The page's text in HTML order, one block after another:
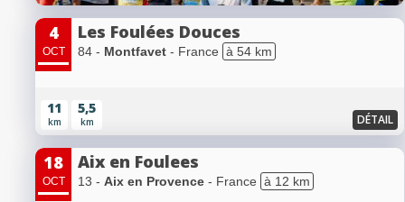
4
OCT
Les Foulées Douces
84 - Montfavet - France à 54 km
11
km
5,5
km DÉTAIL
18
OCT
Aix en Foulees
13 - Aix en Provence - France à 12 km